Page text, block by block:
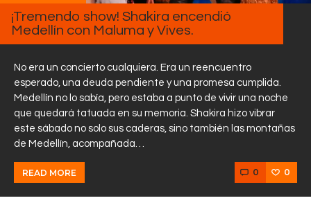
Contactos
¡Tremendo show! Shakira encendió
Medellín con Maluma y Vives.
No era un concierto cualquiera. Era un reencuentro
esperado, una deuda pendiente y una promesa cumplida.
Medellín no lo sabía, pero estaba a punto de vivir una noche
que quedará tatuada en su memoria. Shakira hizo vibrar
este sábado no solo sus caderas, sino también las montañas
de Medellín, acompañada…
READ MORE 0 0